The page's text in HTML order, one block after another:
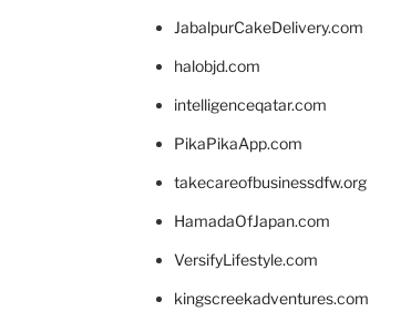
JabalpurCakeDelivery.com
halobjd.com
intelligenceqatar.com
PikaPikaApp.com
takecareofbusinessdfw.org
HamadaOfJapan.com
VersifyLifestyle.com
kingscreekadventures.com